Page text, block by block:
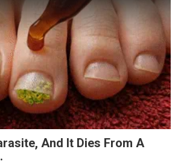
And It Dies From A